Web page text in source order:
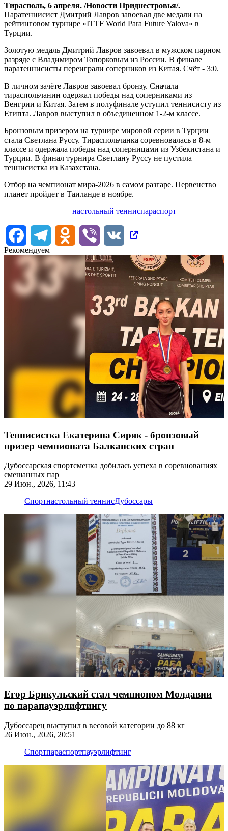
Тирасполь, 6 апреля. /Новости Приднестровья/.
Паратеннисист Дмитрий Лавров завоевал две медали на
рейтинговом турнире «ITTF World Para Future Yalova» в
Турции.
Золотую медаль Дмитрий Лавров завоевал в мужском парном
разряде с Владимиром Топорковым из России. В финале
паратеннисисты переиграли соперников из Китая. Счёт - 3:0.
В личном зачёте Лавров завоевал бронзу. Сначала
тираспольчанин одержал победы над соперниками из
Венгрии и Китая. Затем в полуфинале уступил теннисисту из
Египта. Лавров выступил в объединенном 1-2-м классе.
Бронзовым призером на турнире мировой серии в Турции
стала Светлана Руссу. Тираспольчанка соревновалась в 8-м
классе и одержала победы над соперницами из Узбекистана и
Турции. В финал турнира Светлану Руссу не пустила
теннисистка из Казахстана.
Отбор на чемпионат мира-2026 в самом разгаре. Первенство
планет пройдет в Таиланде в ноябре.
настольный тенниспараспорт
FacebookTelegram Odnoklassniki
Viber
VK
Рекомендуем
Теннисистка Екатерина Сиряк - бронзовый
призер чемпионата Балканских стран
Дубоссарская спортсменка добилась успеха в соревнованиях
смешанных пар
29 Июн., 2026, 11:43
Спортнастольный теннисДубоссары
Егор Брикульский стал чемпионом Молдавии
по парапауэрлифтингу
Дубоссарец выступил в весовой категории до 88 кг
26 Июн., 2026, 20:51
Спортпараспортпауэрлифтинг